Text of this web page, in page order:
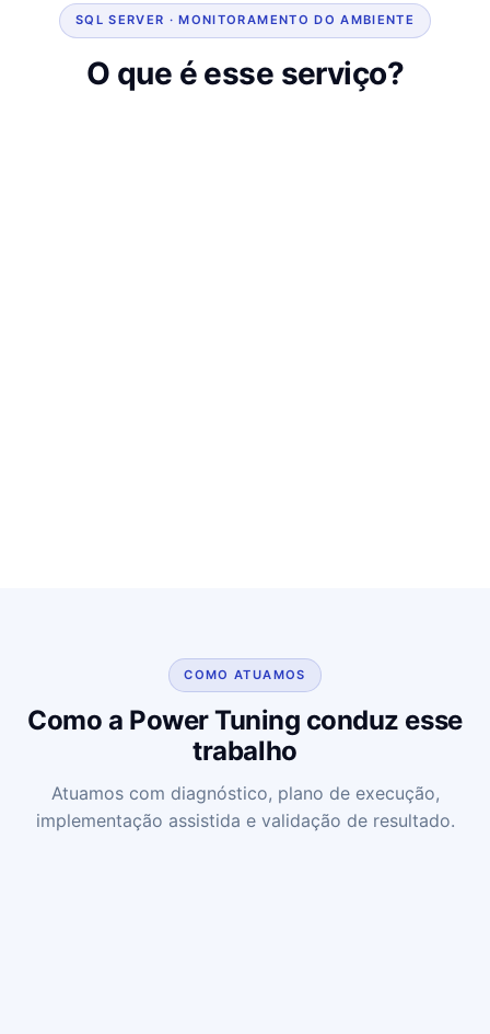
SQL SERVER · MONITORAMENTO DO AMBIENTE
O que é esse serviço?
COMO ATUAMOS
Como a Power Tuning conduz esse
trabalho
Atuamos com diagnóstico, plano de execução,
implementação assistida e validação de resultado.